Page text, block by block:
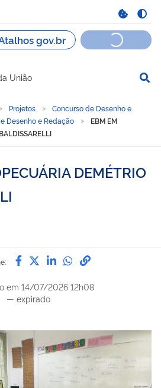
navegação
União
Projetos
Concurso de Desenho e
Desenho e Redação
EBM EM
DEMÉTRIO
Compartilhe por Facebook
Compartilhe por Twitter
Compartilhe por
Compartilhe
link para
em 14/07/2026 12h08
— expirado